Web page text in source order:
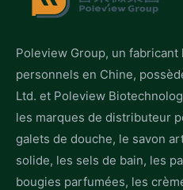
Poleview Group, un
personnels en Chine,
Ltd. et Poleview
les marques de distributeur
galets de douche, le savon
solide, les sels de bain, les
bougies parfumées, les